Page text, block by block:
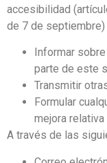
accesibilidad
de 7 de
Informar
parte de este
Transmitir
Formular
mejora
A través de las